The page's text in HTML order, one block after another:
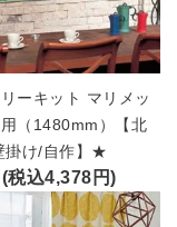
ーキット マリメッ
（1480mm）【北
掛け/自作】★
税込4,378円)